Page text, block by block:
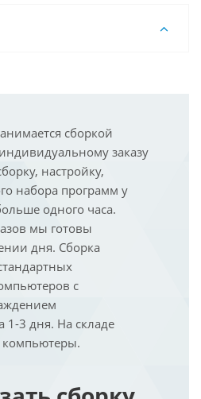
сборкой
заказу
настройку,
набора программ у
одного часа.
мы готовы
дня. Сборка
с
1-3 дня. На складе
компьютеры.